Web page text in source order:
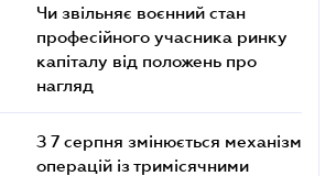
Чи звільняє воєнний стан
професійного учасника ринку
капіталу від положень про
нагляд
З 7 серпня змінюється механізм
операцій із тримісячними